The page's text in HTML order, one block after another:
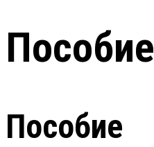
Пособие
Пособие